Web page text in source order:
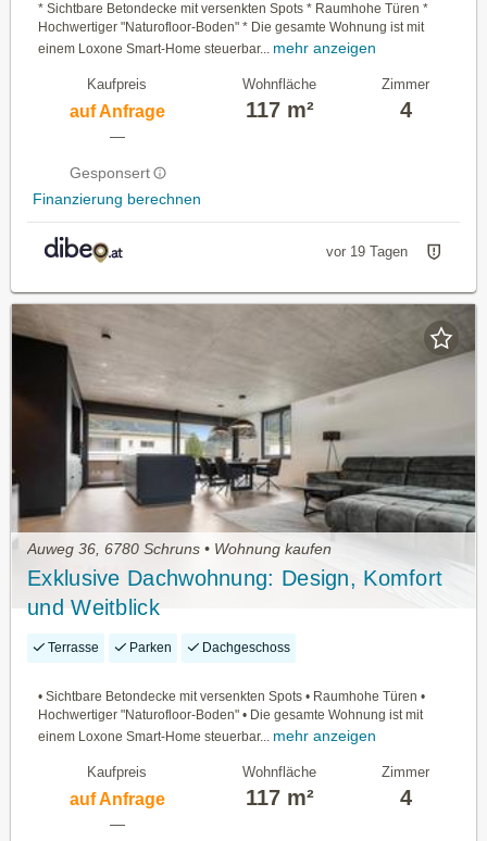
* Sichtbare Betondecke mit versenkten Spots * Raumhohe Türen *
Hochwertiger "Naturofloor-Boden" * Die gesamte Wohnung ist mit
einem Loxone Smart-Home steuerbar... mehr anzeigen
Kaufpreis
auf Anfrage
—
Gesponsert
Finanzierung berechnen
Wohnfläche
117 m²
Zimmer
4
vor 19 Tagen
Auweg 36, 6780 Schruns • Wohnung kaufen
Exklusive Dachwohnung: Design, Komfort
und Weitblick
Terrasse Parken Dachgeschoss
• Sichtbare Betondecke mit versenkten Spots • Raumhohe Türen •
Hochwertiger "Naturofloor-Boden" • Die gesamte Wohnung ist mit
einem Loxone Smart-Home steuerbar...
mehr anzeigen
Kaufpreis
auf Anfrage
—
Wohnfläche
117 m²
Zimmer
4